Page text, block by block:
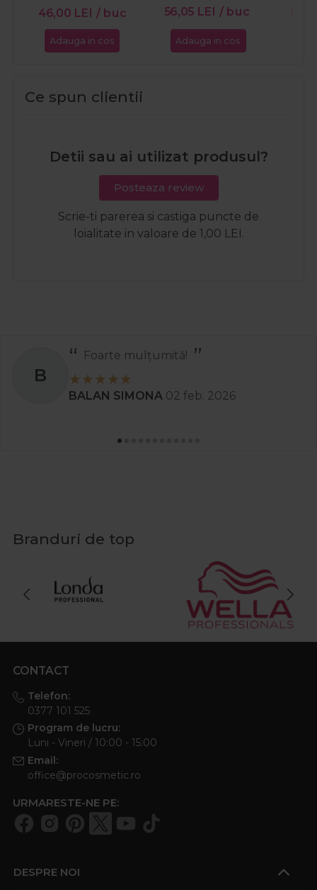
46,00 LEI / buc
Adauga in cos
56,05 LEI / buc
Adauga in cos
Ce spun clientii
Detii sau ai utilizat produsul?
Posteaza review
Scrie-ti parerea si castiga puncte de
loialitate in valoare de 1,00 LEI.
Stanciu Aura
Branduri de top
CONTACT
Telefon:
0377 101 525
Program de lucru:
Luni - Vineri / 10:00 - 15:00
Email:
office@procosmetic.ro
URMARESTE-NE PE:
DESPRE NOI